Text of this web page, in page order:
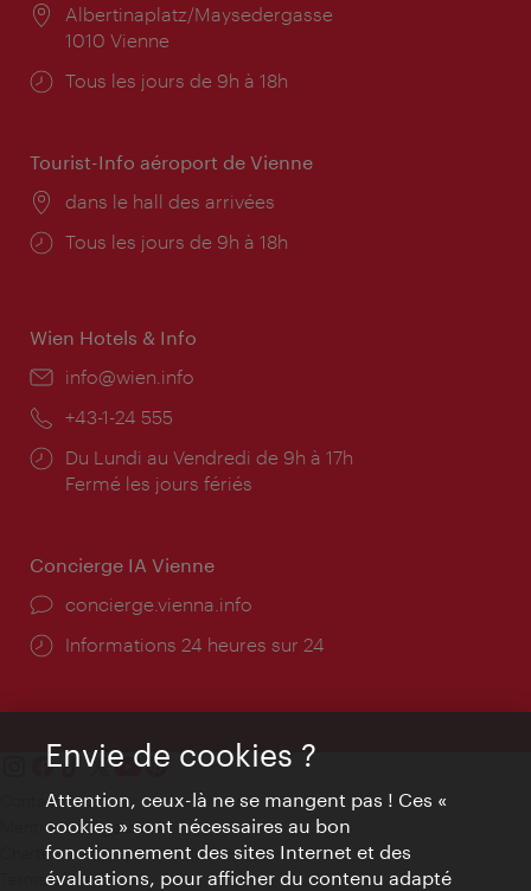
Lieu:
Albertinaplatz/Maysedergasse
1010 Vienne
Horaires
Tous les jours de 9h à 18h
Tourist-Info aéroport de Vienne
Lieu:
dans le hall des arrivées
Horaires
Tous les jours de 9h à 18h
Wien Hotels & Info
E-
info@wien.info
Téléphone:
+43-1-24 555
Horaires
d'ouverture:
Du Lundi au Vendredi de 9h à 17h
Fermé les jours fériés
Concierge IA Vienne
Ort:
concierge.vienna.info
Öffnungszeiten:
Informations 24 heures sur 24
Contact
Mentions obligatoires
Charte sur le respect de la vie privée
Terms of Use
Envie de cookies ?
Attention, ceux-là ne se mangent pas ! Ces «
cookies » sont nécessaires au bon
fonctionnement des sites Internet et des
évaluations, pour afficher du contenu adapté